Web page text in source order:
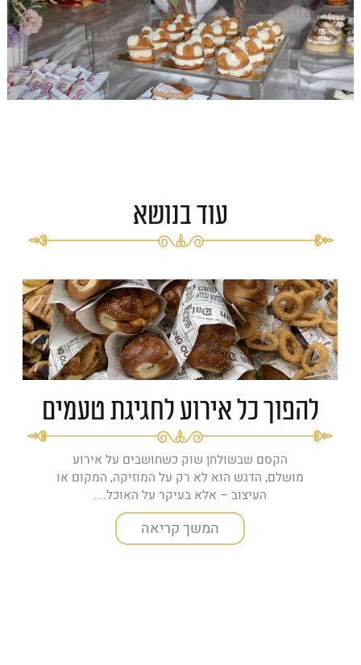
עוד בנושא
להפוך כל אירוע לחגיגת טעמים
הקסם שבשולחן שוק כשחושבים על אירוע
מושלם, הדגש הוא לא רק על המוזיקה, המקום או
העיצוב – אלא בעיקר על האוכל....
המשך קריאה